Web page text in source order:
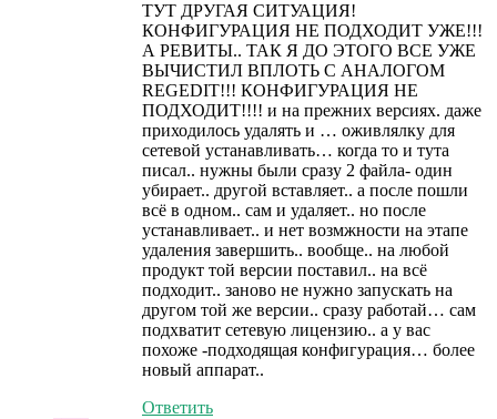
ТУТ ДРУГАЯ СИТУАЦИЯ!
КОНФИГУРАЦИЯ НЕ ПОДХОДИТ УЖЕ!!!
А РЕВИТЫ.. ТАК Я ДО ЭТОГО ВСЕ УЖЕ
ВЫЧИСТИЛ ВПЛОТЬ С АНАЛОГОМ
REGEDIT!!! КОНФИГУРАЦИЯ НЕ
ПОДХОДИТ!!!! и на прежних версиях. даже
приходилось удалять и … оживлялку для
сетевой устанавливать… когда то и тута
писал.. нужны были сразу 2 файла- один
убирает.. другой вставляет.. а после пошли
всё в одном.. сам и удаляет.. но после
устанавливает.. и нет возмжности на этапе
удаления завершить.. вообще.. на любой
продукт той версии поставил.. на всё
подходит.. заново не нужно запускать на
другом той же версии.. сразу работай… сам
подхватит сетевую лицензию.. а у вас
похоже -подходящая конфигурация… более
новый аппарат..
Ответить